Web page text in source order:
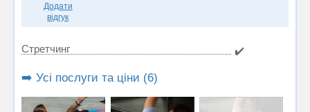
Додати
відгук
Стретчинг ✔️
➡️ Усі послуги та ціни (6)